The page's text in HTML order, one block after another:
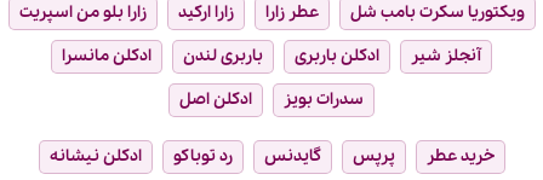
ویکتوریا سکرت بامب شل
عطر زارا زارا ارکید
زارا بلو من اسپریت
آنجلز شیر
ادکلن باربری باربری لندن
ادکلن مانسرا
سدرات بویز
ادکلن اصل
خرید عطر پرپس گایدنس رد توباکو
ادکلن نیشانه